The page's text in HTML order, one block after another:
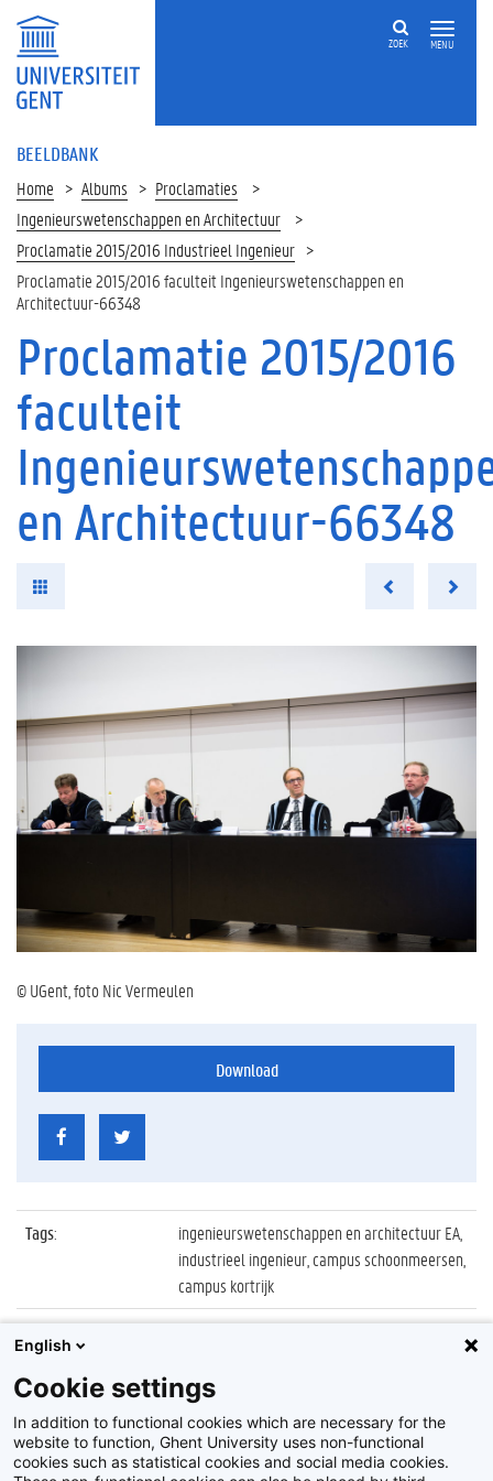
MENU
ZOEK
BEELDBANK
Home Albums
Proclamaties
Ingenieurswetenschappen en Architectuur
Proclamatie 2015/2016 Industrieel Ingenieur
Proclamatie 2015/2016 faculteit Ingenieurswetenschappen en
Architectuur-66348
Proclamatie 2015/2016
faculteit
en Architectuur-66348
© UGent, foto Nic Vermeulen
Download
Tags:
ingenieurswetenschappen en architectuur EA,
industrieel ingenieur, campus schoonmeersen,
campus kortrijk
Datum:
2 juli 2016
Identificatienummer
Z2016_129_026
Album: Proclamatie 2015/2016 Industrieel Ingenieur
English
Cookie settings
In addition to functional cookies which are necessary for the
website to function, Ghent University uses non-functional
cookies such as statistical cookies and social media cookies.